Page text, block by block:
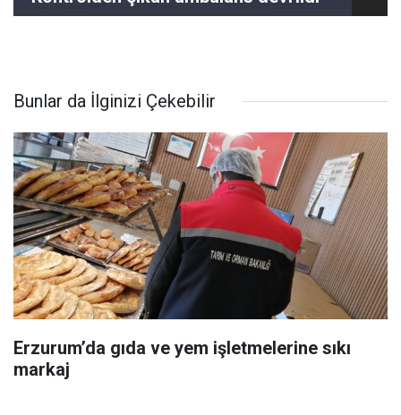
Bunlar da İlginizi Çekebilir
Erzurum’da gıda ve yem işletmelerine sıkı
markaj